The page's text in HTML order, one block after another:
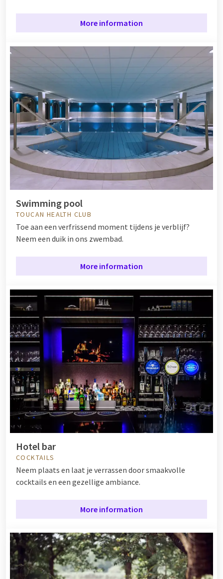
More information
Swimming pool
TOUCAN HEALTH CLUB
Toe aan een verfrissend moment tijdens je verblijf?
Neem een duik in ons zwembad.
More information
Hotel bar
COCKTAILS
Neem plaats en laat je verrassen door smaakvolle
cocktails en een gezellige ambiance.
More information